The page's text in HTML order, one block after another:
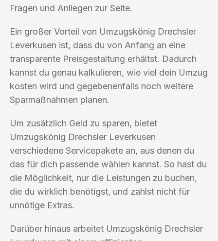
Fragen und Anliegen zur Seite.
Ein großer Vorteil von Umzugskönig Drechsler
Leverkusen ist, dass du von Anfang an eine
transparente Preisgestaltung erhältst. Dadurch
kannst du genau kalkulieren, wie viel dein Umzug
kosten wird und gegebenenfalls noch weitere
Sparmaßnahmen planen.
Um zusätzlich Geld zu sparen, bietet
Umzugskönig Drechsler Leverkusen
verschiedene Servicepakete an, aus denen du
das für dich passende wählen kannst. So hast du
die Möglichkeit, nur die Leistungen zu buchen,
die du wirklich benötigst, und zahlst nicht für
unnötige Extras.
Darüber hinaus arbeitet Umzugskönig Drechsler